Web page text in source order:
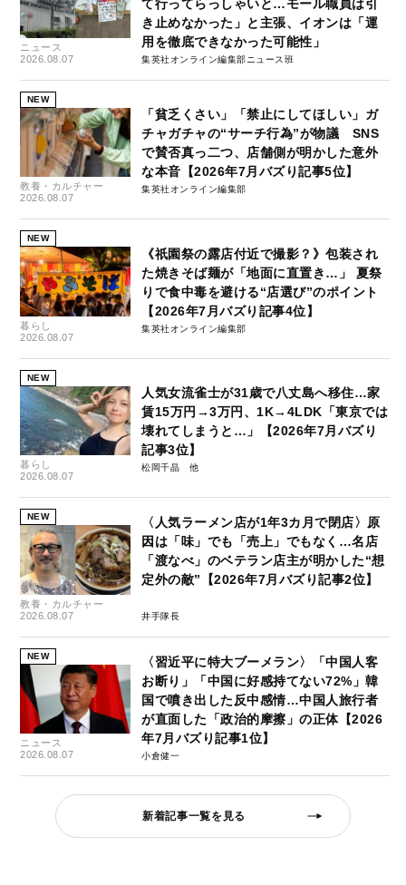
ニュース
2026.08.07
て行ってらっしゃいと…モール職員は引
き止めなかった」と主張、イオンは「運
用を徹底できなかった可能性」
集英社オンライン編集部ニュース班
NEW
教養・カルチャー
2026.08.07
「貧乏くさい」「禁止にしてほしい」ガ
チャガチャの“サーチ行為”が物議 SNS
で賛否真っ二つ、店舗側が明かした意外
な本音【2026年7月バズり記事5位】
集英社オンライン編集部
NEW
暮らし
2026.08.07
《祇園祭の露店付近で撮影？》包装され
た焼きそば麺が「地面に直置き…」 夏祭
りで食中毒を避ける“店選び”のポイント
【2026年7月バズり記事4位】
集英社オンライン編集部
NEW
暮らし
2026.08.07
人気女流雀士が31歳で八丈島へ移住…家
賃15万円→3万円、1K→4LDK「東京では
壊れてしまうと…」【2026年7月バズり
記事3位】
松岡千晶
NEW
教養・カルチャー
2026.08.07
〈人気ラーメン店が1年3カ月で閉店〉原
因は「味」でも「売上」でもなく…名店
「渡なべ」のベテラン店主が明かした“想
定外の敵”【2026年7月バズり記事2位】
井手隊長
NEW
ニュース
2026.08.07
〈習近平に特大ブーメラン〉「中国人客
お断り」「中国に好感持てない72%」韓
国で噴き出した反中感情…中国人旅行者
が直面した「政治的摩擦」の正体【2026
年7月バズり記事1位】
小倉健一
新着記事一覧を見る